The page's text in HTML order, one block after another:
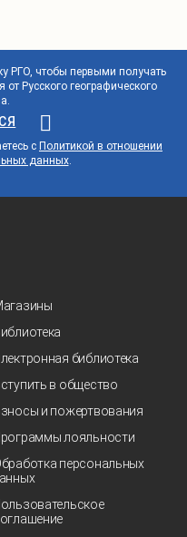
РГО, чтобы первыми получать
Русского географического
с Политикой в отношении
данных.
библиотека
в общество
и пожертвования
лояльности
персональных